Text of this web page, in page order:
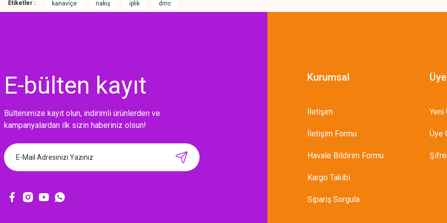
MIKNATISLI İĞNE TUTUCU-BAHAR
160,00 TL
Etiketler : kanaviçe nakış iplik dmc
E-bülten kayıt
Bültenimize kayıt olun, indirimli ürünlerden ve
kampanyalardan ilk sizin haberiniz olsun!
Kurumsal
İletişim
İletişim Formu
Havale Bildirim Formu
Kargo Takibi
Sipariş Sorgula
Yeni
Üye